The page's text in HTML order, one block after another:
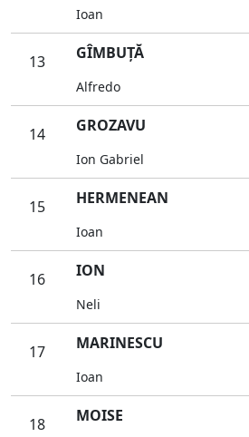
Ioan
13 GÎMBUŢĂ
Alfredo
14 GROZAVU
Ion Gabriel
15 HERMENEAN
Ioan
16 ION
Neli
17 MARINESCU
Ioan
18 MOISE